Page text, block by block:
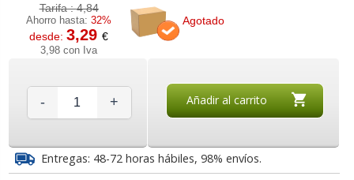
Tarifa :4,84
Ahorro hasta:32%
desde:3,29€
3,98 con Iva
Agotado
- + Añadir al carrito
Entregas: 48-72 horas hábiles, 98% envíos.